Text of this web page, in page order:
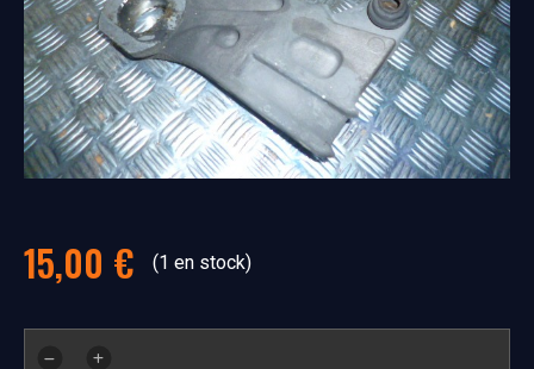
15,00 € (1 en stock)